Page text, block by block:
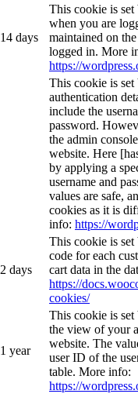
14 days
This cookie is set
when you are
maintained on
logged in. More
https://
This cookie is set
authentication
include the
password.
the admin
website. Here
by applying a
username and
values are safe,
cookies as it is
info: https://
2 days
This cookie is
code for each
cart data in the
https://
cookies/
1 year
This cookie is set
the view of your
website. The
user ID of the
table. More info:
https://